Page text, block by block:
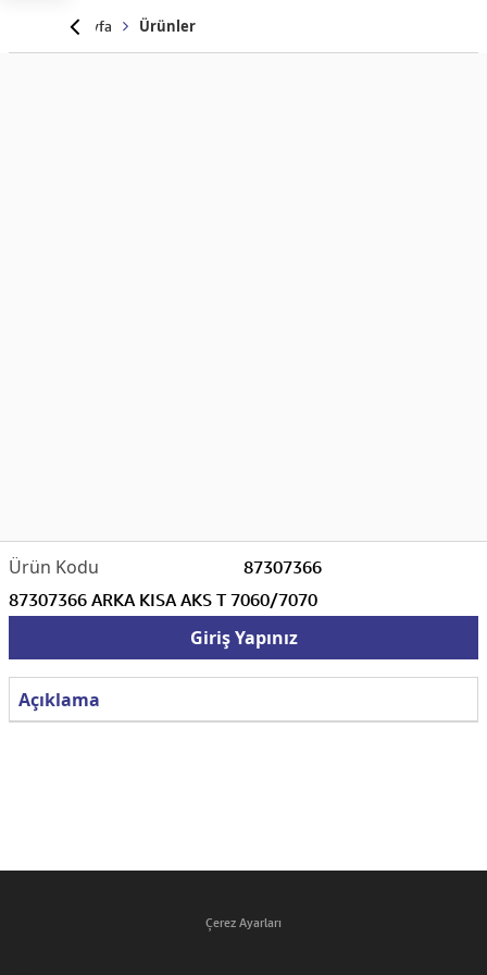
Anasayfa Ürünler
87307366
87307366 ARKA KISA AKS T 7060/7070
Giriş Yapınız
Açıklama
Çerez Ayarları